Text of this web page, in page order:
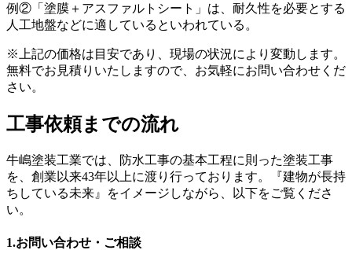
例②「塗膜＋アスファルトシート」は、耐久性を必要とする
人工地盤などに適しているといわれている。
※上記の価格は目安であり、現場の状況により変動します。
無料でお見積りいたしますので、お気軽にお問い合わせくだ
さい。
工事依頼までの流れ
牛嶋塗装工業では、防水工事の基本工程に則った塗装工事
を、創業以来43年以上に渡り行っております。『建物が長持
ちしている未来』をイメージしながら、以下をご覧くださ
い。
1.お問い合わせ・ご相談